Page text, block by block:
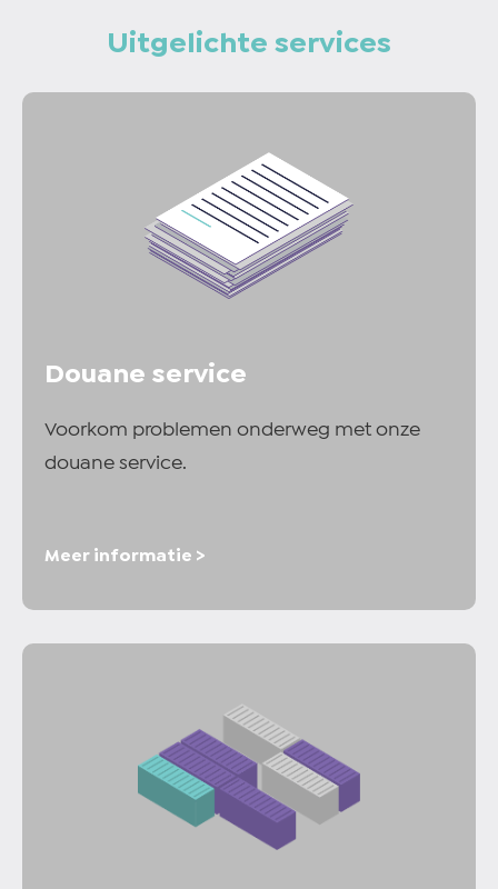
Uitgelichte services
Douane service
Voorkom problemen onderweg met onze
douane service.
Meer informatie >